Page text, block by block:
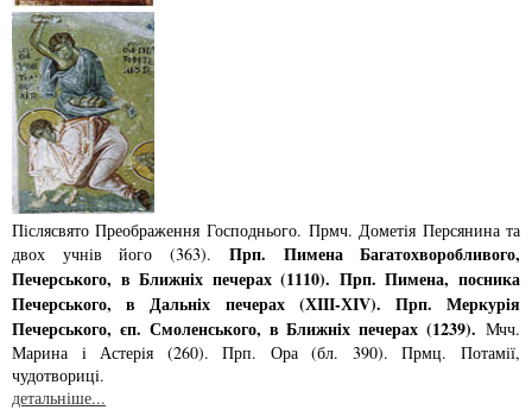
Післясвято Преображення Господнього. Прмч. Дометiя Персянина та
двох учнiв його (363). Прп. Пимена Багатохворобливого,
Печерського, в Ближнiх печерах (1110). Прп. Пимена, посника
Печерського, в Дальнiх печерах (ХІІІ-ХІV). Прп. Меркурiя
Печерського, єп. Смоленського, в Ближнiх печерах (1239). Мчч.
Марина i Астерiя (260). Прп. Ора (бл. 390). Прмц. Потамiї,
чудотворицi.
детальніше...